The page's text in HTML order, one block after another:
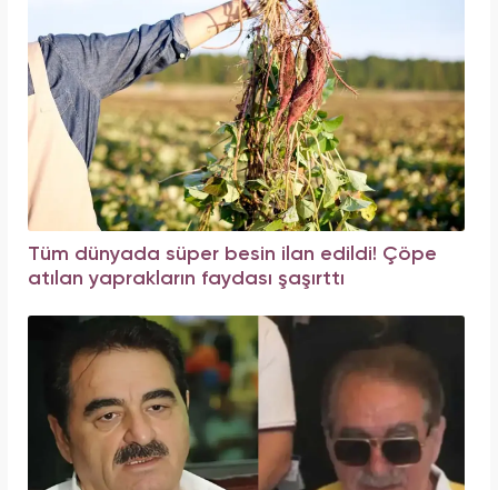
Tüm dünyada süper besin ilan edildi! Çöpe
atılan yaprakların faydası şaşırttı